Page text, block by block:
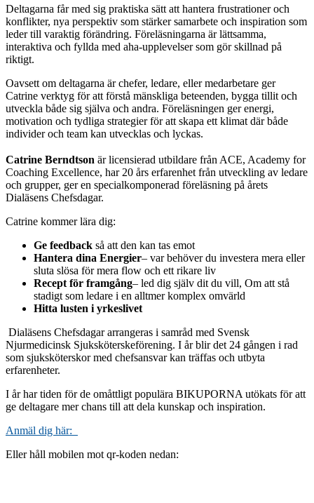
Deltagarna får med sig praktiska sätt att hantera frustrationer och
konflikter, nya perspektiv som stärker samarbete och inspiration som
leder till varaktig förändring. Föreläsningarna är lättsamma,
interaktiva och fyllda med aha-upplevelser som gör skillnad på
riktigt.
Oavsett om deltagarna är chefer, ledare, eller medarbetare ger
Catrine verktyg för att förstå mänskliga beteenden, bygga tillit och
utveckla både sig själva och andra. Föreläsningen ger energi,
motivation och tydliga strategier för att skapa ett klimat där både
individer och team kan utvecklas och lyckas.
Catrine Berndtson är licensierad utbildare från ACE, Academy for
Coaching Excellence, har 20 års erfarenhet från utveckling av ledare
och grupper, ger en specialkomponerad föreläsning på årets
Dialäsens Chefsdagar.
Catrine kommer lära dig:
Ge feedback så att den kan tas emot
Hantera dina Energier– var behöver du investera mera eller
sluta slösa för mera flow och ett rikare liv
Recept för framgång– led dig själv dit du vill, Om att stå
stadigt som ledare i en alltmer komplex omvärld
Hitta lusten i yrkeslivet
Dialäsens Chefsdagar arrangeras i samråd med Svensk
Njurmedicinsk Sjuksköterskeförening. I år blir det 24 gången i rad
som sjuksköterskor med chefsansvar kan träffas och utbyta
erfarenheter.
I år har tiden för de omåttligt populära BIKUPORNA utökats för att
ge deltagare mer chans till att dela kunskap och inspiration.
Anmäl dig här:
Eller håll mobilen mot qr-koden nedan: